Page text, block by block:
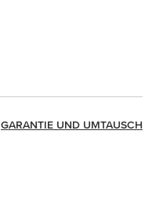
GARANTIE UND UMTAUSCH